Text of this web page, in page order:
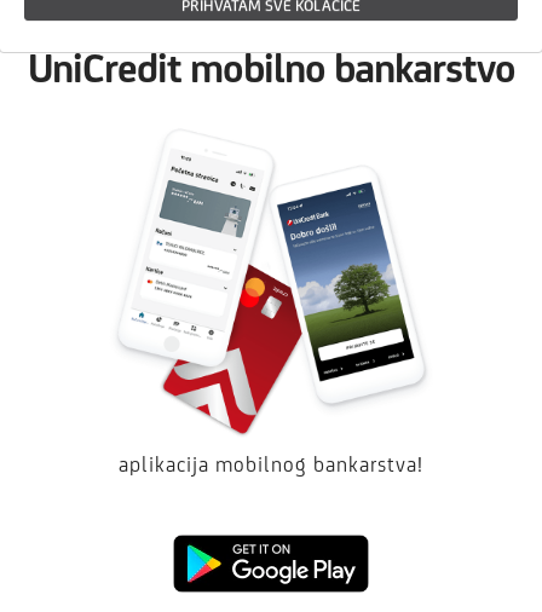
M-bank
UniCredit mobilno bankarstvo
aplikacija mobilnog bankarstva!
Google
PRIHVATAM SVE KOLAČIĆE